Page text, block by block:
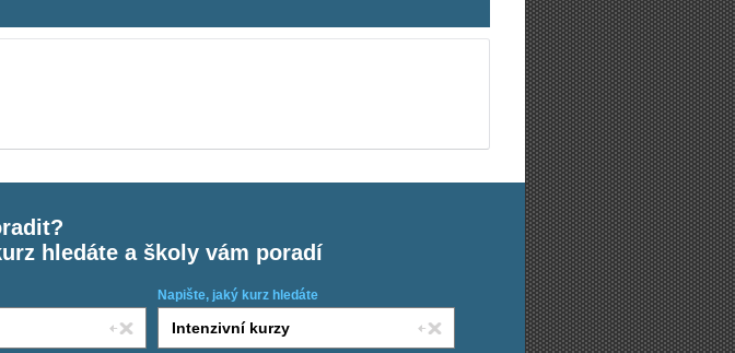
hledáte a školy vám poradí
Napište, jaký kurz hledáte